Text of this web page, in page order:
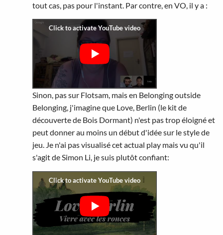
tout cas, pas pour l'instant. Par contre, en VO, il y a :
Sinon, pas sur Flotsam, mais en Belonging outside
Belonging, j'imagine que Love, Berlin (le kit de
découverte de Bois Dormant) n'est pas trop éloigné et
peut donner au moins un début d'idée sur le style de
jeu. Je n'ai pas visualisé cet actual play mais vu qu'il
s'agit de Simon Li, je suis plutôt confiant: